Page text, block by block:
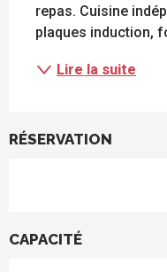
repas. Cuisine
plaques induction,
Lire la suite
RÉSERVATION
CAPACITÉ